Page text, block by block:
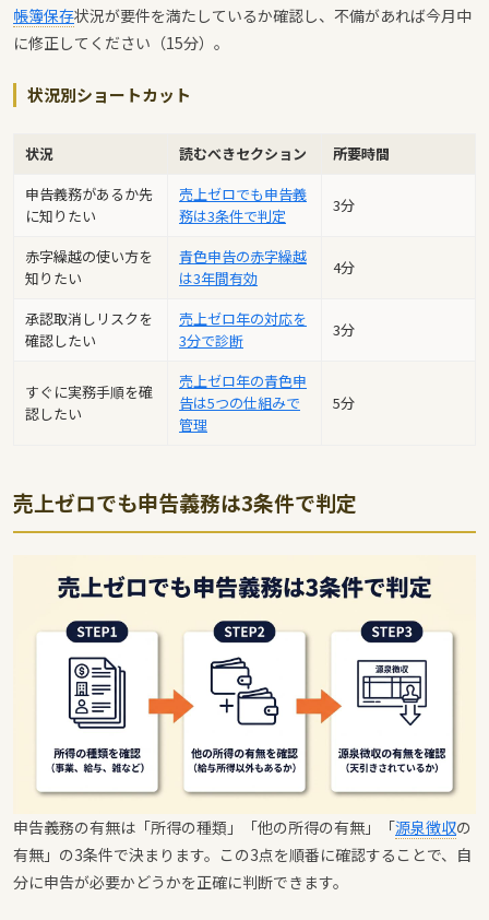
帳簿保存状況が要件を満たしているか確認し、不備があれば今月中
に修正してください（15分）。
状況別ショートカット
状況 読むべきセクション
所要時間
申告義務があるか先
に知りたい
売上ゼロでも申告義
務は3条件で判定
3分
赤字繰越の使い方を
知りたい
青色申告の赤字繰越
は3年間有効
4分
承認取消しリスクを
確認したい
売上ゼロ年の対応を
3分で診断
3分
すぐに実務手順を確
認したい
売上ゼロ年の青色申
告は5つの仕組みで
管理
5分
売上ゼロでも申告義務は3条件で判定
申告義務の有無は「所得の種類」「他の所得の有無」「源泉徴収の
有無」の3条件で決まります。この3点を順番に確認することで、自
分に申告が必要かどうかを正確に判断できます。